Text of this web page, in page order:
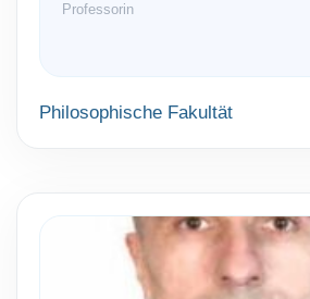
Professorin
Philosophische Fakultät